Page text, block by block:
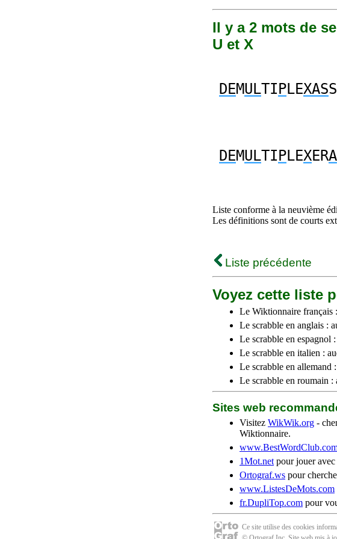
Il y a 2 mots de
U et X
DEMULTI PLEXAS
DEMULTI PLEXERA
Liste conforme à la neuvième
Les définitions sont de courts
Liste précédente
Voyez cette liste
Le Wiktionnaire français
Le scrabble en anglais :
Le scrabble en espagnol
Le scrabble en italien :
Le scrabble en allemand
Le scrabble en roumain :
Sites web
Visitez WikWik.org -
Wiktionnaire.
1Mot.net pour jouer avec
Ortograf.ws pour
www.ListesDeMots.com
fr.DupliTop.com pour
Ce site utilise des cookies